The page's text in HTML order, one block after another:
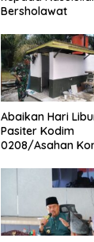
Rumah yang
0208/
Bersholawat
Abaikan Hari
Pasiter Kodim
0208/Asahan
Mushollah Al